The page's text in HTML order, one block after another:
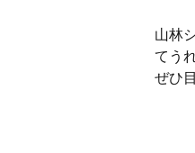
山林
てう
ぜひ